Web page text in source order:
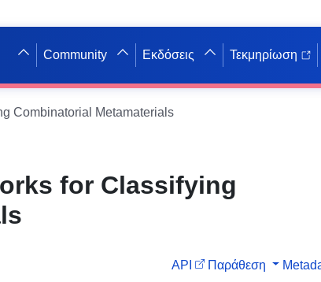
Community Εκδόσεις Τεκμηρίωση
Combinatorial Metamaterials
for Classifying
API Παράθεση